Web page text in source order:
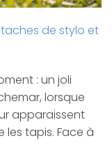
de stylo et
: un joli
lorsque
apparaissent
les tapis. Face à